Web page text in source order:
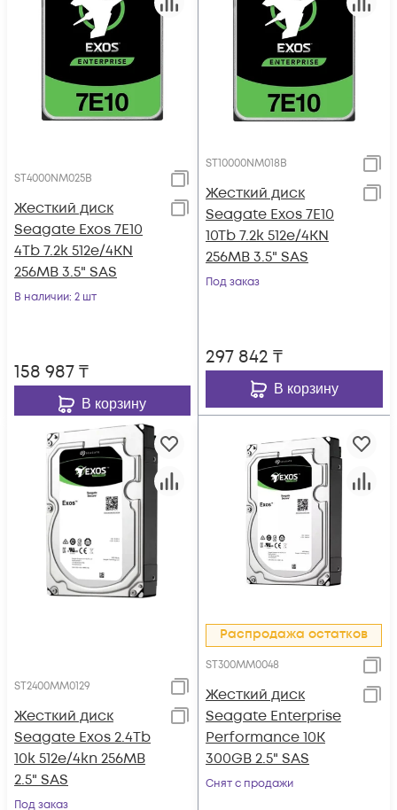
ST4000NM025B
Жесткий диск
Seagate Exos 7E10
4Tb 7.2k 512e/4KN
256MB 3.5" SAS
В наличии: 2 шт
158 987₸
В корзину
ST10000NM018B
Жесткий диск
Seagate Exos 7E10
10Tb 7.2k 512e/4KN
256MB 3.5" SAS
Под заказ
297 842 ₸
В корзину
ST2400MM0129
Жесткий диск
Seagate Exos 2.4Tb
10k 512e/4kn 256MB
2.5" SAS
Под заказ
Распродажа остатков
ST300MM0048
Жесткий диск
Seagate Enterprise
Performance 10K
300GB 2.5" SAS
Снят с продажи